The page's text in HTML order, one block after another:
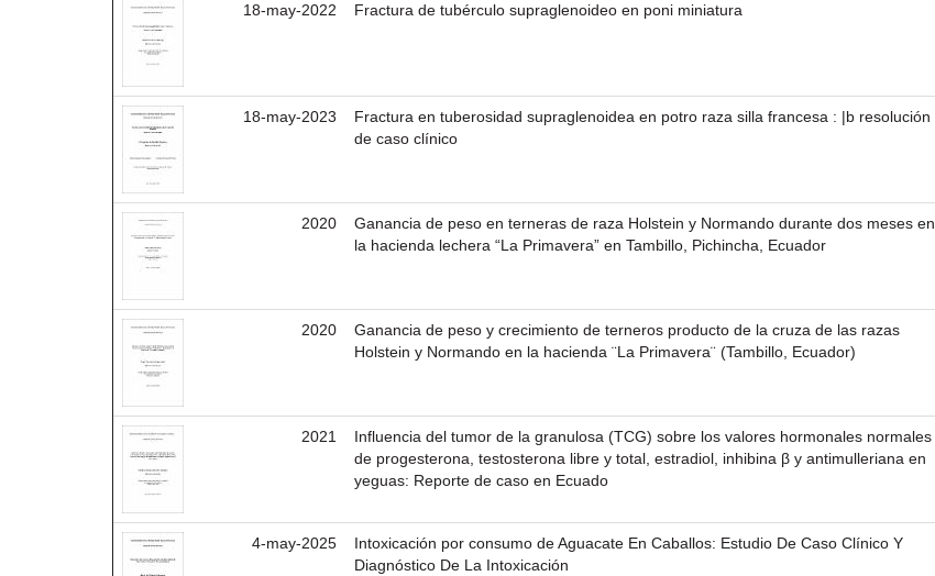
18-may-2022 Fractura de tubérculo supraglenoideo en poni miniatura
18-may-2023
Fractura en tuberosidad supraglenoidea en potro raza silla francesa : |b resolución
de caso clínico
2020
Ganancia de peso en terneras de raza Holstein y Normando durante dos meses en
la hacienda lechera “La Primavera” en Tambillo, Pichincha, Ecuador
2020
Ganancia de peso y crecimiento de terneros producto de la cruza de las razas
Holstein y Normando en la hacienda ¨La Primavera¨ (Tambillo, Ecuador)
2021
Influencia del tumor de la granulosa (TCG) sobre los valores hormonales normales
de progesterona, testosterona libre y total, estradiol, inhibina β y antimulleriana en
yeguas: Reporte de caso en Ecuado
4-may-2025
Intoxicación por consumo de Aguacate En Caballos: Estudio De Caso Clínico Y
Diagnóstico De La Intoxicación